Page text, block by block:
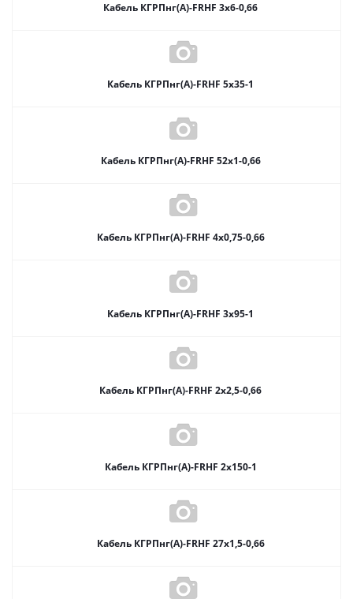
Кабель КГРПнг(А)-FRHF 3х6-0,66
Кабель КГРПнг(А)-FRHF 5х35-1
Кабель КГРПнг(А)-FRHF 52х1-0,66
Кабель КГРПнг(А)-FRHF 4х0,75-0,66
Кабель КГРПнг(А)-FRHF 3х95-1
Кабель КГРПнг(А)-FRHF 2х2,5-0,66
Кабель КГРПнг(А)-FRHF 2х150-1
Кабель КГРПнг(А)-FRHF 27х1,5-0,66